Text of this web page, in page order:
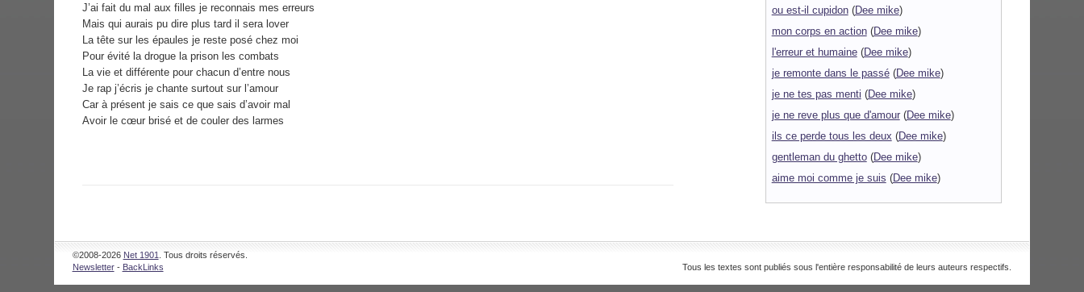
J’ai fait du mal aux filles je reconnais mes erreurs
Mais qui aurais pu dire plus tard il sera lover
La tête sur les épaules je reste posé chez moi
Pour évité la drogue la prison les combats
La vie et différente pour chacun d’entre nous
Je rap j’écris je chante surtout sur l’amour
Car à présent je sais ce que sais d’avoir mal
Avoir le cœur brisé et de couler des larmes
ou est-il cupidon(Dee mike)
mon corps en action(Dee mike)
l'erreur et humaine(Dee mike)
je remonte dans le passé(Dee mike)
je ne tes pas menti (Dee mike)
je ne reve plus que d'amour(Dee mike)
ils ce perde tous les deux (Dee mike)
gentleman du ghetto(Dee mike)
aime moi comme je suis (Dee mike)
©2008-2026 Net 1901
. Tous droits réservés.
Newsletter- BackLinks Tous les textes sont publiés sous l'entière responsabilité de leurs auteurs respectifs.